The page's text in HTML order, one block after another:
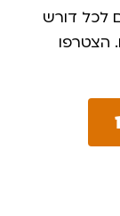
לכל דורש
הצטרפו